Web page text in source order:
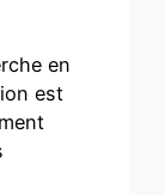
en
est